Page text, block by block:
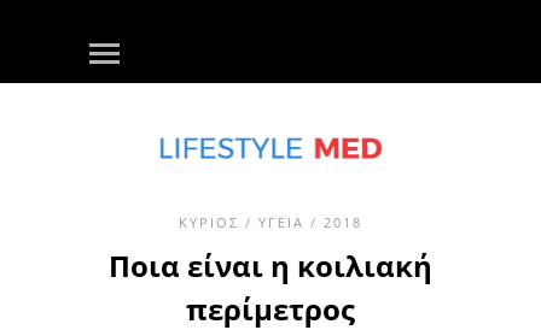
ΚΎΡΙΟΣ / ΥΓΕΊΑ / 2018
Ποια είναι η κοιλιακή
περίμετρος